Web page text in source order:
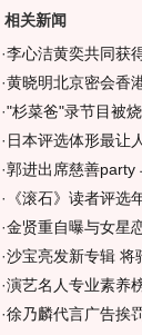
相关新闻
·李心洁黄奕共同获
·黄晓明北京密会香
·"杉菜爸"录节目被
· 日本评选体形最让
·郭进出席慈善party
· 《滚石》读者评选
·金贤重自曝与女星
·沙宝亮发新专辑 将
·演艺名人专业素养
·徐乃麟代言广告挨